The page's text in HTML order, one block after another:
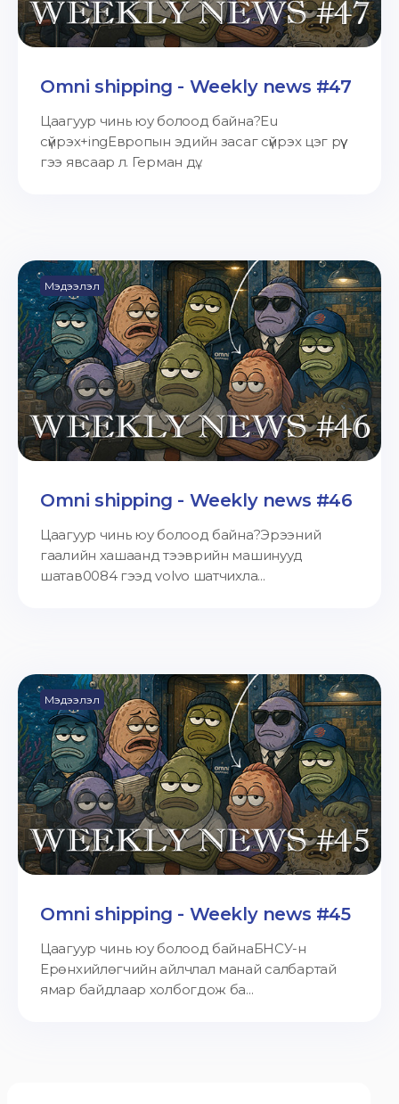
Omni shipping - Weekly news #47
Цаагуур чинь юу болоод байна?Eu
сүйрэх+ingЕвропын эдийн засаг сүйрэх цэг рүү
гээ явсаар л. Герман дү...
Мэдээлэл
Omni shipping - Weekly news #46
Цаагуур чинь юу болоод байна?Эрээний
гаалийн хашаанд тээврийн машинууд
шатав0084 гээд volvo шатчихла...
Мэдээлэл
Omni shipping - Weekly news #45
Цаагуур чинь юу болоод байнаБНСУ-н
Ерөнхийлөгчийн айлчлал манай салбартай
ямар байдлаар холбогдож ба...